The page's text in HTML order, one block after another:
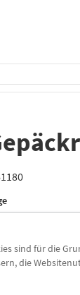
sind für die
die